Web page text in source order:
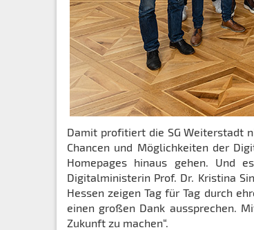
Damit profitiert die SG Weiterstadt
Chancen und Möglichkeiten der
Homepages hinaus gehen. Und
Digitalministerin Prof. Dr. Kristina
Hessen zeigen Tag für Tag durch
einen großen Dank aussprechen.
Zukunft zu machen“.